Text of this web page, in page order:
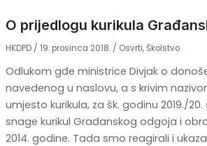
O prijedlogu kurikula
HKDPD / 19. prosinca 2018. / Osvrti,Školstvo
Odlukom gđe ministrice Divjak o
navedenog u naslovu, a s krivim
umjesto kurikula, za šk. godinu 2019./
snage kurikul Građanskog odgoja i
2014. godine. Tada smo reagirali i